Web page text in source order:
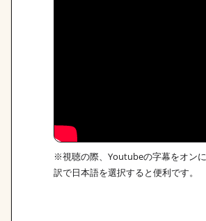
※視聴の際、Youtubeの字幕をオン
訳で日本語を選択すると便利です。